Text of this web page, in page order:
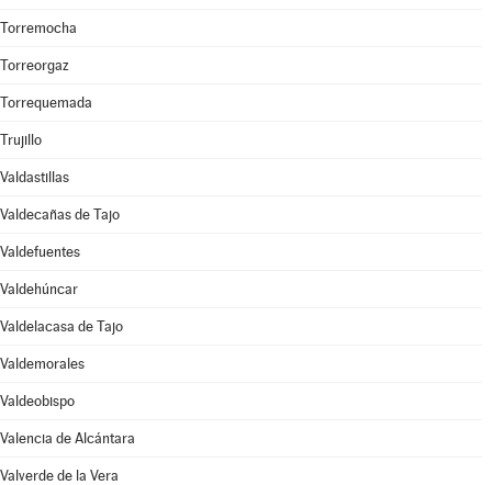
Torremocha
Torreorgaz
Torrequemada
Trujillo
Valdastillas
Valdecañas de Tajo
Valdefuentes
Valdehúncar
Valdelacasa de Tajo
Valdemorales
Valdeobispo
Valencia de Alcántara
Valverde de la Vera